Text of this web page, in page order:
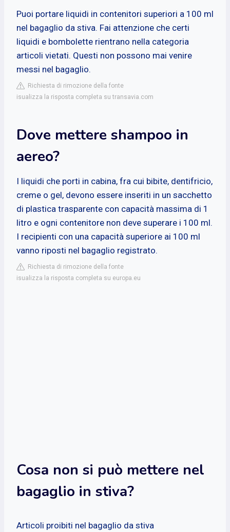
Puoi portare liquidi in contenitori superiori a 100 ml
nel bagaglio da stiva. Fai attenzione che certi
liquidi e bombolette rientrano nella categoria
articoli vietati. Questi non possono mai venire
messi nel bagaglio.
Richiesta di rimozione della fonte
isualizza la risposta completa su transavia.com
Dove mettere shampoo in
aereo?
I liquidi che porti in cabina, fra cui bibite, dentifricio,
creme o gel, devono essere inseriti in un sacchetto
di plastica trasparente con capacità massima di 1
litro e ogni contenitore non deve superare i 100 ml.
I recipienti con una capacità superiore ai 100 ml
vanno riposti nel bagaglio registrato.
Richiesta di rimozione della fonte
isualizza la risposta completa su europa.eu
Cosa non si può mettere nel
bagaglio in stiva?
Articoli proibiti nel bagaglio da stiva